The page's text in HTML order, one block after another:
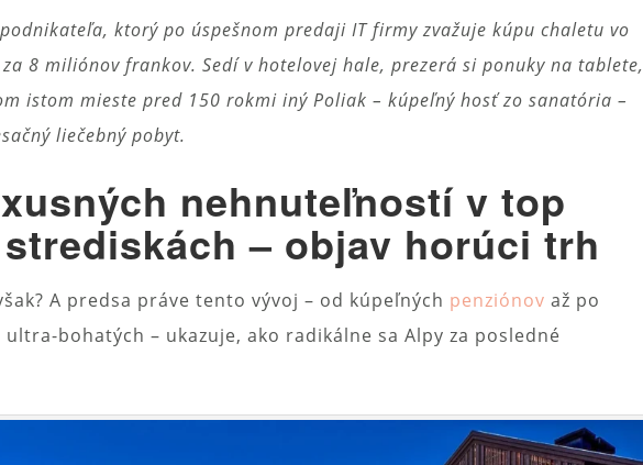
ktorý po úspešnom predaji IT firmy zvažuje kúpu chaletu vo
8 miliónov frankov. Sedí v hotelovej hale, prezerá si ponuky na tablete,
istom mieste pred 150 rokmi iný Poliak – kúpeľný hosť zo sanatória –
liečebný pobyt.
nehnuteľností v top
– objav horúci trh
A predsa práve tento vývoj – od kúpeľných penziónov až po
bohatých – ukazuje, ako radikálne sa Alpy za posledné